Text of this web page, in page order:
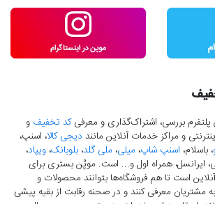
پلتفرم بررسی، اشتراک‌گذاری و معرفیکد تخفیف و
و مراکز خدمات آنلاین مانند دیجی کالا، اسنپ،
، باسلام، اسنپ شاپ، میلی، ملی گلد، بلوبانک، ویپاد،
ایرانسل، همراه اول و... است. موپُن بستری برای
است تا هم فروشگاه‌ها بتوانند محصولات و
مشتریان معرفی کنند و در صحنه رقابت از بقیه پیشی